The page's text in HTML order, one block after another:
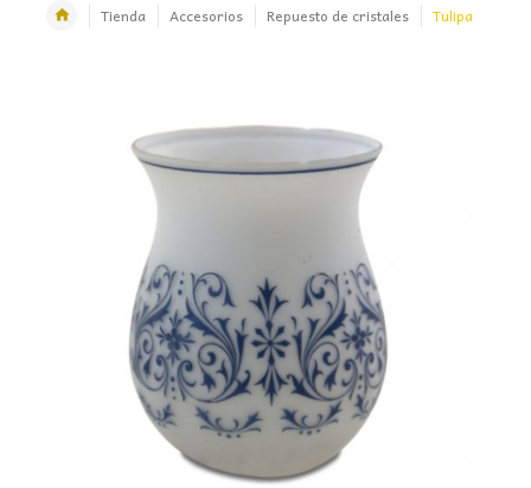
Tienda Accesorios Repuesto de cristales Tulipa